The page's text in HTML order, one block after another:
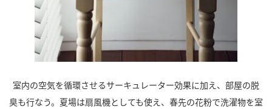
室内の空気を循環させるサーキュレーター効果に加え、部屋の脱
臭も行なう。夏場は扇風機としても使え、春先の花粉で洗濯物を室